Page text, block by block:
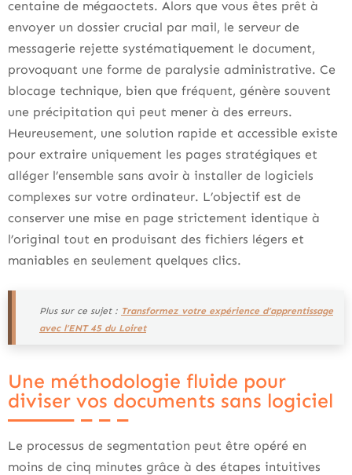
centaine de mégaoctets. Alors que vous êtes prêt à
envoyer un dossier crucial par mail, le serveur de
messagerie rejette systématiquement le document,
provoquant une forme de paralysie administrative. Ce
blocage technique, bien que fréquent, génère souvent
une précipitation qui peut mener à des erreurs.
Heureusement, une solution rapide et accessible existe
pour extraire uniquement les pages stratégiques et
alléger l’ensemble sans avoir à installer de logiciels
complexes sur votre ordinateur. L’objectif est de
conserver une mise en page strictement identique à
l’original tout en produisant des fichiers légers et
maniables en seulement quelques clics.
Plus sur ce sujet : Transformez votre expérience d’apprentissage
avec l’ENT 45 du Loiret
Une méthodologie fluide pour
diviser vos documents sans logiciel
Le processus de segmentation peut être opéré en
moins de cinq minutes grâce à des étapes intuitives